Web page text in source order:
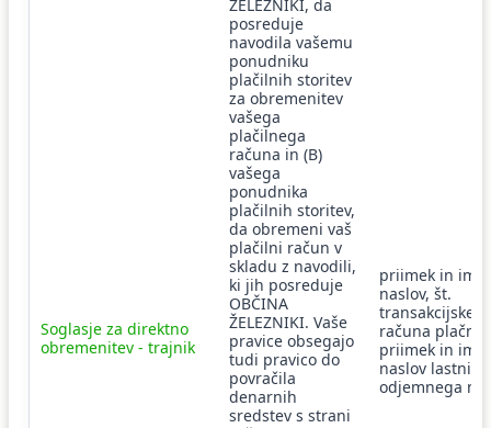
Soglasje za direktno
obremenitev - trajnik
ŽELEZNIKI, da
posreduje
navodila vašemu
ponudniku
plačilnih storitev
za obremenitev
vašega
plačilnega
računa in (B)
vašega
ponudnika
plačilnih storitev,
da obremeni vaš
plačilni račun v
skladu z navodili,
ki jih posreduje
OBČINA
ŽELEZNIKI. Vaše
pravice obsegajo
tudi pravico do
povračila
denarnih
sredstev s strani
priimek in ime,
naslov, št.
računa
priimek in ime,
naslov lastnika
odjemnega